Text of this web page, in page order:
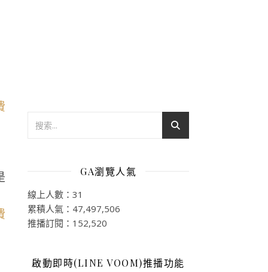
GA瀏覽人氣
線上人數：31
累積人氣：47,497,506
推播訂閱：152,520
啟動即時(LINE VOOM)推播功能